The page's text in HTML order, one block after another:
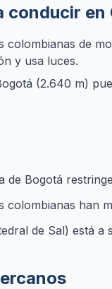
conducir en
colombianas de
y usa luces.
(2.640 m)
de Bogotá
colombianas han
de Sal) está